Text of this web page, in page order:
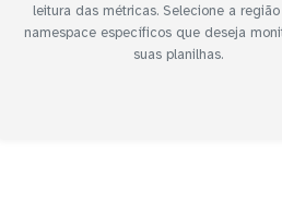
leitura das métricas. Selecione a região
namespace específicos que deseja
suas planilhas.